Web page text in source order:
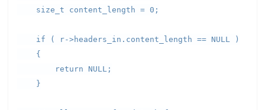
size_t content_length = 0;
if ( r->headers_in.content_length == NULL )
{
return NULL;
}